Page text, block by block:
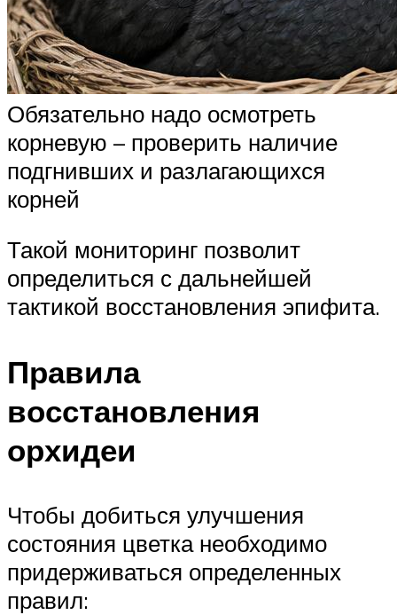
Обязательно надо осмотреть
корневую – проверить наличие
подгнивших и разлагающихся
корней
Такой мониторинг позволит
определиться с дальнейшей
тактикой восстановления эпифита.
Правила
восстановления
орхидеи
Чтобы добиться улучшения
состояния цветка необходимо
придерживаться определенных
правил: